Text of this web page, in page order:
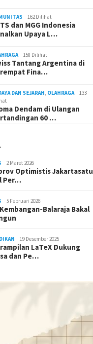
162 Dilihat
dan MGG Indonesia
Upaya L…
158 Dilihat
Tantang Argentina di
Fina…
DAN SEJARAH OLAHRAGA
133
Dendam di Ulangan
60 …
2 Maret 2026
Optimistis Jakartasatu
Per…
5 Februari 2026
Balaraja Bakal
19 Desember 2025
LaTeX Dukung
dan Pe…